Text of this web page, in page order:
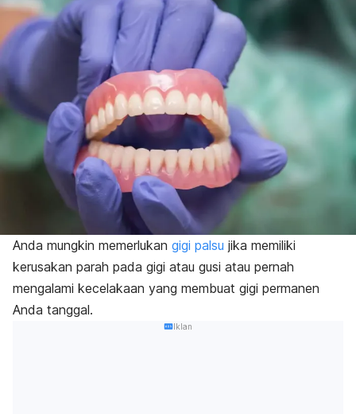
Anda mungkin memerlukan gigi palsu jika memiliki
kerusakan parah pada gigi atau gusi atau pernah
mengalami kecelakaan yang membuat gigi permanen
Anda tanggal.
Iklan